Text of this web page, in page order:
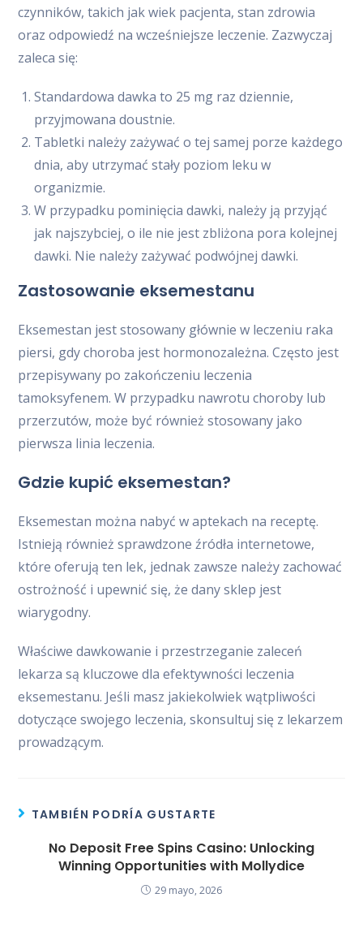
czynników, takich jak wiek pacjenta, stan zdrowia
oraz odpowiedź na wcześniejsze leczenie. Zazwyczaj
zaleca się:
Standardowa dawka to 25 mg raz dziennie,
przyjmowana doustnie.
Tabletki należy zażywać o tej samej porze każdego
dnia, aby utrzymać stały poziom leku w
organizmie.
W przypadku pominięcia dawki, należy ją przyjąć
jak najszybciej, o ile nie jest zbliżona pora kolejnej
dawki. Nie należy zażywać podwójnej dawki.
Zastosowanie eksemestanu
Eksemestan jest stosowany głównie w leczeniu raka
piersi, gdy choroba jest hormonozależna. Często jest
przepisywany po zakończeniu leczenia
tamoksyfenem. W przypadku nawrotu choroby lub
przerzutów, może być również stosowany jako
pierwsza linia leczenia.
Gdzie kupić eksemestan?
Eksemestan można nabyć w aptekach na receptę.
Istnieją również sprawdzone źródła internetowe,
które oferują ten lek, jednak zawsze należy zachować
ostrożność i upewnić się, że dany sklep jest
wiarygodny.
Właściwe dawkowanie i przestrzeganie zaleceń
lekarza są kluczowe dla efektywności leczenia
eksemestanu. Jeśli masz jakiekolwiek wątpliwości
dotyczące swojego leczenia, skonsultuj się z lekarzem
prowadzącym.
TAMBIÉN PODRÍA GUSTARTE
No Deposit Free Spins Casino: Unlocking
Winning Opportunities with Mollydice
29 mayo, 2026